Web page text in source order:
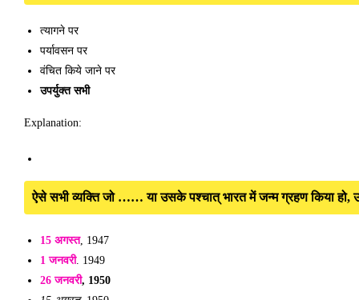
त्यागने पर
पर्यावसन पर
वंचित किये जाने पर
उपर्युक्त सभी
Explanation:
ऐसे सभी व्यक्ति जो …… या उसके पश्चात् भारत में जन्म ग्रहण किया हो,
15 अगस्त, 1947
1 जनवरी. 1949
26 जनवरी, 1950